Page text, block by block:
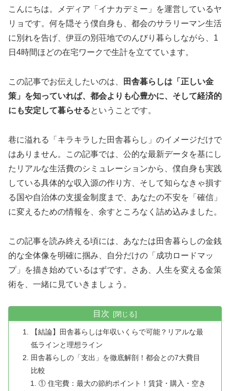
こんにちは。メディア「イナカデミー」を運営しているヤ
リョです。何を隠そう僕自身も、都会のサラリーマン生活
に別れを告げ、伊豆の別荘地でのんびり暮らしながら、1
日4時間ほどの在宅ワークで生計を立てています。
この記事でお伝えしたいのは、
田舎暮らしは「正しい金
策」を知っていれば、都会よりも心豊かに、そして経済的
にも安定して暮らせるということです。
巷に溢れる「キラキラした田舎暮らし」のイメージだけで
はありません。この記事では、公的な最新データを基にし
たリアルな生活費のシミュレーションから、僕自身も実践
している具体的な収入源の作り方、そして知らなきゃ損す
る国や自治体の支援金制度まで、あなたの不安を「確信」
に変えるための情報を、余すところなく詰め込みました。
この記事を読み終える頃には、あなたは田舎暮らしの金銭
的な全体像を明確に掴み、自分だけの「成功ロードマッ
プ」を描き始めているはずです。さあ、人生を変える金策
術を、一緒に見ていきましょう。
目次
【結論】田舎暮らしは年収いくらで可能？リアルな最
低ラインと理想ライン
田舎暮らしの「支出」を徹底解剖！都会との7大費目
比較
① 住宅費：最大の節約ポイント！賃貸・購入・空き